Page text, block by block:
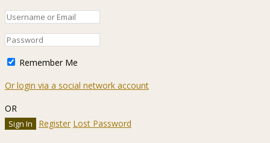
Remember Me
Or login via a social network account
OR
Register Lost Password